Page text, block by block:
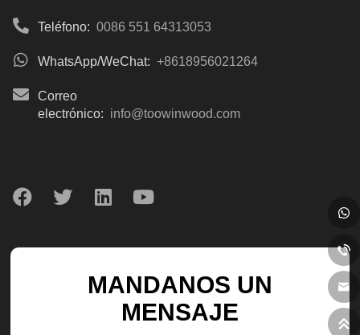
Teléfono: 0086 551 64313053
WhatsApp/WeChat: +8618956021264
Correo
electrónico: info@toowinwood.com
MANDANOS UN
MENSAJE